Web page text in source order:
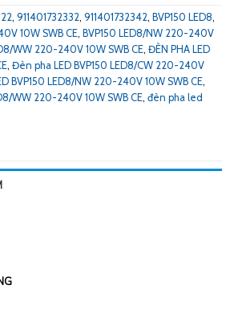
, 911401732332, 911401732342, BVP150 LED8,
10W SWB CE, BVP150 LED8/NW 220-240V
WW 220-240V 10W SWB CE, ĐÈN PHA LED
, Đèn pha LED BVP150 LED8/CW 220-240V
BVP150 LED8/NW 220-240V 10W SWB CE,
WW 220-240V 10W SWB CE, đèn pha led